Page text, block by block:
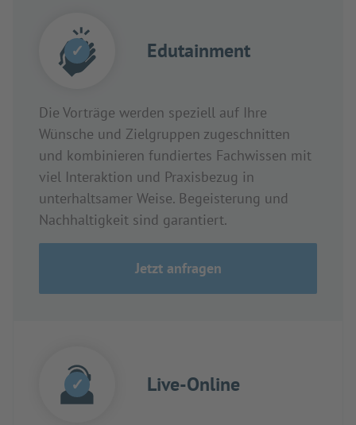
✓ Edutainment
Die Vorträge werden speziell auf Ihre
Wünsche und Zielgruppen zugeschnitten
und kombinieren fundiertes Fachwissen mit
viel Interaktion und Praxisbezug in
unterhaltsamer Weise. Begeisterung und
Nachhaltigkeit sind garantiert.
Jetzt anfragen
✓ Live-Online